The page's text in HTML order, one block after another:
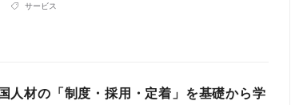
サービス
人材の「制度・採用・定着」を基礎から学